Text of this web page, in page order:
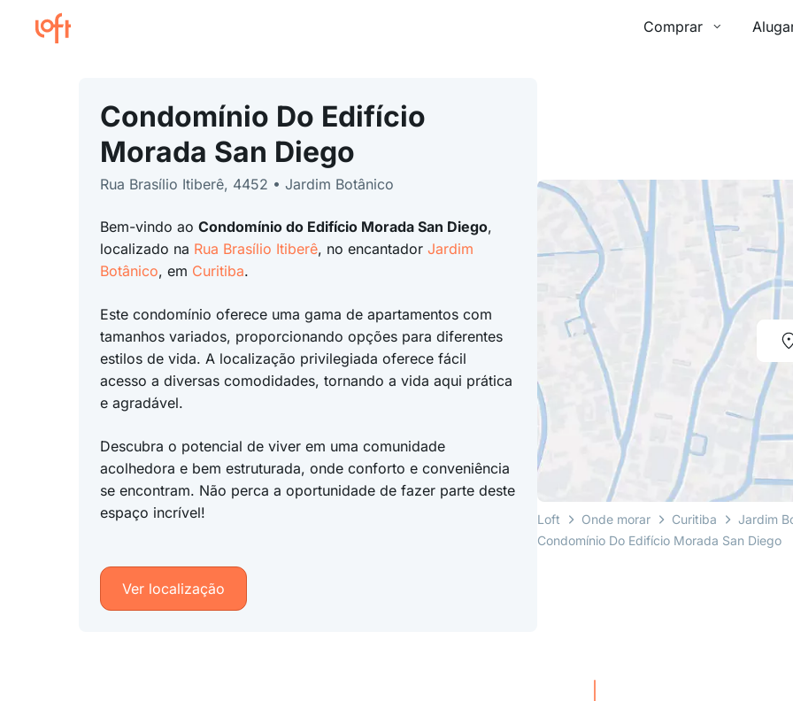
Comprar
Condomínio Do Edifício
Morada San Diego
Rua Brasílio Itiberê, 4452 • Jardim Botânico
Bem-vindo ao Condomínio do Edifício Morada San Diego,
localizado na Rua Brasílio Itiberê, no encantador Jardim
Botânico, em Curitiba.
Este condomínio oferece uma gama de apartamentos com
tamanhos variados, proporcionando opções para diferentes
estilos de vida. A localização privilegiada oferece fácil
acesso a diversas comodidades, tornando a vida aqui prática
e agradável.
Descubra o potencial de viver em uma comunidade
acolhedora e bem estruturada, onde conforto e conveniência
se encontram. Não perca a oportunidade de fazer parte deste
espaço incrível!
Ver localização
Loft Onde morar Curitiba Jardim
Condomínio Do Edifício Morada San Diego